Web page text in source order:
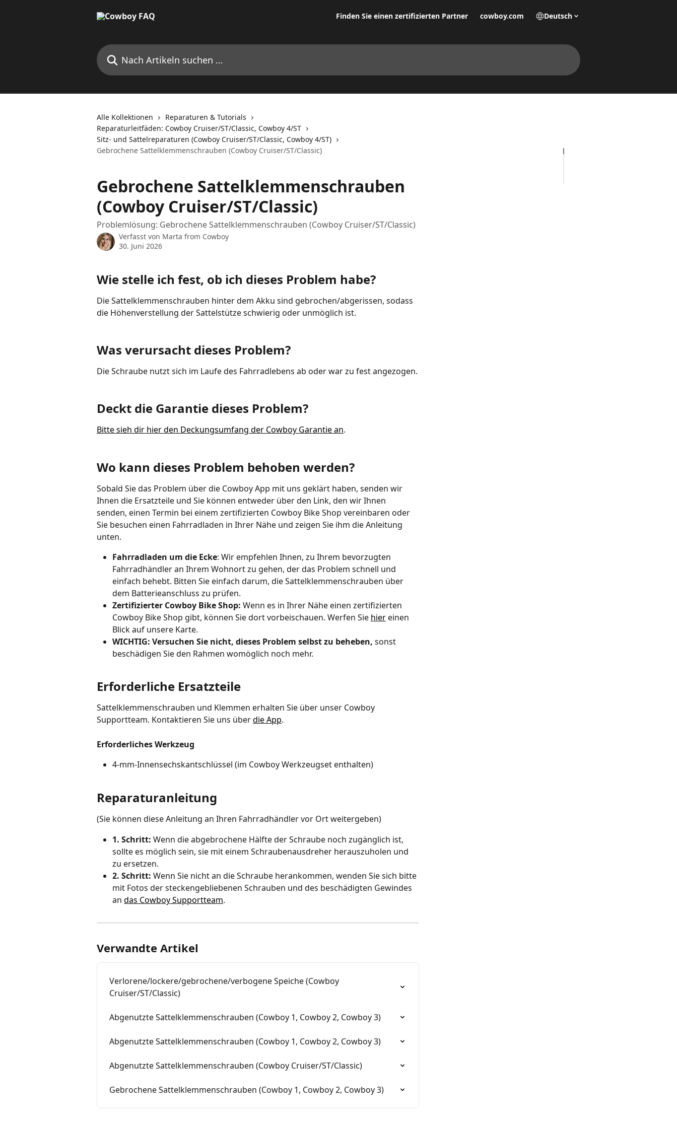
Finden Sie einen zertifizierten Partner cowboy.com Deutsch
Nach Artikeln suchen …
Alle Kollektionen
Reparaturen & Tutorials
Reparaturleitfäden: Cowboy Cruiser/ST/Classic, Cowboy 4/ST
Sitz- und Sattelreparaturen (Cowboy Cruiser/ST/Classic, Cowboy 4/ST)
Gebrochene Sattelklemmenschrauben (Cowboy Cruiser/ST/Classic)
Gebrochene Sattelklemmenschrauben
(Cowboy Cruiser/ST/Classic)
Problemlösung: Gebrochene Sattelklemmenschrauben (Cowboy Cruiser/ST/Classic)
Verfasst von Marta from Cowboy
30. Juni 2026
Wie stelle ich fest, ob ich dieses Problem habe?
Die Sattelklemmenschrauben hinter dem Akku sind gebrochen/abgerissen, sodass
die Höhenverstellung der Sattelstütze schwierig oder unmöglich ist.
Was verursacht dieses Problem?
Die Schraube nutzt sich im Laufe des Fahrradlebens ab oder war zu fest angezogen.
Deckt die Garantie dieses Problem?
Bitte sieh dir hier den Deckungsumfang der Cowboy Garantie an.
Wo kann dieses Problem behoben werden?
Sobald Sie das Problem über die Cowboy App mit uns geklärt haben, senden wir
Ihnen die Ersatzteile und Sie können entweder über den Link, den wir Ihnen
senden, einen Termin bei einem zertifizierten Cowboy Bike Shop vereinbaren oder
Sie besuchen einen Fahrradladen in Ihrer Nähe und zeigen Sie ihm die Anleitung
unten.
Fahrradladen um die Ecke: Wir empfehlen Ihnen, zu Ihrem bevorzugten
Fahrradhändler an Ihrem Wohnort zu gehen, der das Problem schnell und
einfach behebt. Bitten Sie einfach darum, die Sattelklemmenschrauben über
dem Batterieanschluss zu prüfen.
Zertifizierter Cowboy Bike Shop: Wenn es in Ihrer Nähe einen zertifizierten
Cowboy Bike Shop gibt, können Sie dort vorbeischauen. Werfen Sie hier einen
Blick auf unsere Karte.
WICHTIG: Versuchen Sie nicht, dieses Problem selbst zu beheben, sonst
beschädigen Sie den Rahmen womöglich noch mehr.
Erforderliche Ersatzteile
Sattelklemmenschrauben und Klemmen erhalten Sie über unser Cowboy
Supportteam. Kontaktieren Sie uns über die App.
Erforderliches Werkzeug
4-mm-Innensechskantschlüssel (im Cowboy Werkzeugset enthalten)
Reparaturanleitung
(Sie können diese Anleitung an Ihren Fahrradhändler vor Ort weitergeben)
1. Schritt: Wenn die abgebrochene Hälfte der Schraube noch zugänglich ist,
sollte es möglich sein, sie mit einem Schraubenausdreher herauszuholen und
zu ersetzen.
2. Schritt: Wenn Sie nicht an die Schraube herankommen, wenden Sie sich bitte
mit Fotos der steckengebliebenen Schrauben und des beschädigten Gewindes
an das Cowboy Supportteam.
Verwandte Artikel
Verlorene/lockere/gebrochene/verbogene Speiche (Cowboy
Cruiser/ST/Classic)
Abgenutzte Sattelklemmenschrauben (Cowboy 1, Cowboy 2, Cowboy 3)
Abgenutzte Sattelklemmenschrauben (Cowboy 1, Cowboy 2, Cowboy 3)
Abgenutzte Sattelklemmenschrauben (Cowboy Cruiser/ST/Classic)
Gebrochene Sattelklemmenschrauben (Cowboy 1, Cowboy 2, Cowboy 3)